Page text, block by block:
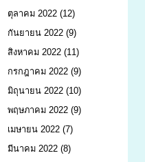
ตุลาคม 2022 (12)
กันยายน 2022 (9)
สิงหาคม 2022 (11)
กรกฎาคม 2022 (9)
มิถุนายน 2022 (10)
พฤษภาคม 2022 (9)
เมษายน 2022 (7)
มีนาคม 2022 (8)